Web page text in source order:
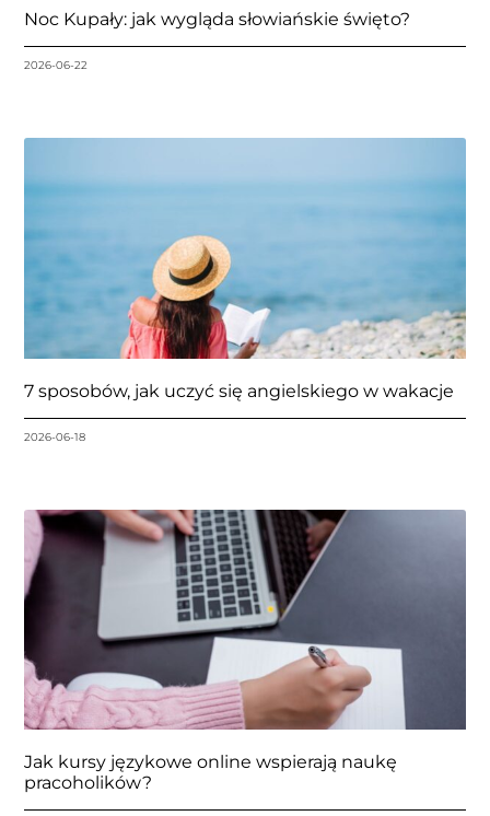
Noc Kupały: jak wygląda słowiańskie święto?
2026-06-22
7 sposobów, jak uczyć się angielskiego w wakacje
2026-06-18
Jak kursy językowe online wspierają naukę
pracoholików?